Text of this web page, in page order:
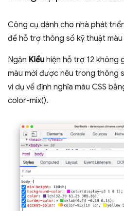
Công cụ dành cho nhà phát
để hỗ trợ thông số kỹ thuật màu
Ngăn Kiểu hiện hỗ trợ 12 không
màu mới được nêu trong thông
ví dụ về định nghĩa màu CSS
color-mix().